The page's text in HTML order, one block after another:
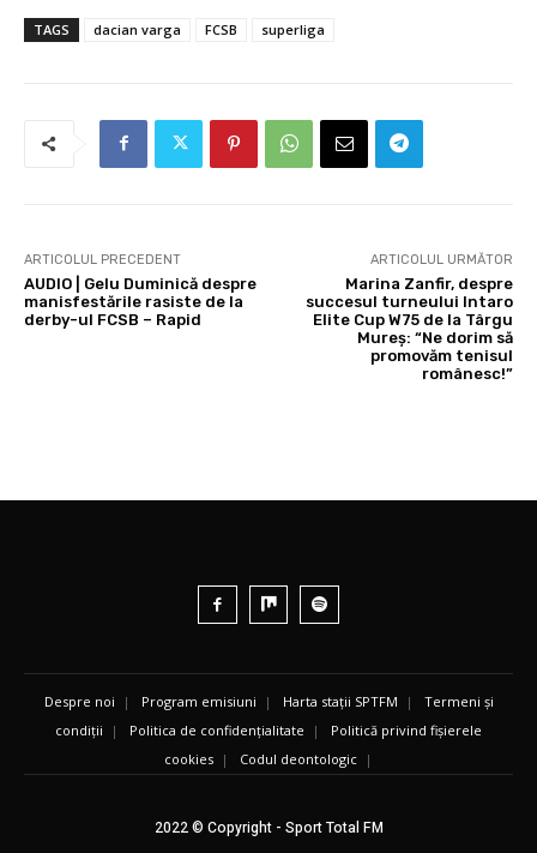
TAGS dacian varga FCSB superliga
ARTICOLUL PRECEDENT
AUDIO | Gelu Duminică despre
manisfestările rasiste de la
derby-ul FCSB – Rapid
ARTICOLUL URMĂTOR
Marina Zanfir, despre
succesul turneului Intaro
Elite Cup W75 de la Târgu
Mureș: “Ne dorim să
promovăm tenisul
românesc!”
Despre noi | Program emisiuni | Harta stații SPTFM | Termeni și
condiții | Politica de confidențialitate | Politică privind fișierele
cookies | Codul deontologic |
2022 © Copyright - Sport Total FM